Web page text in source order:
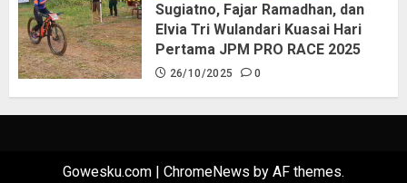
Sugiatno, Fajar Ramadhan, dan
Elvia Tri Wulandari Kuasai Hari
Pertama JPM PRO RACE 2025
26/10/2025 0
Gowesku.com | ChromeNews by AF themes.